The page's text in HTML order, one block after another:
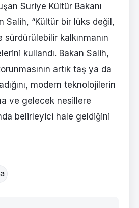
Suriye Kültür Bakanı
Salih, “Kültür bir lüks değil,
sürdürülebilir kalkınmanın
kullandı. Bakan Salih,
artık taş ya da
modern teknolojilerin
ve gelecek nesillere
belirleyici hale geldiğini